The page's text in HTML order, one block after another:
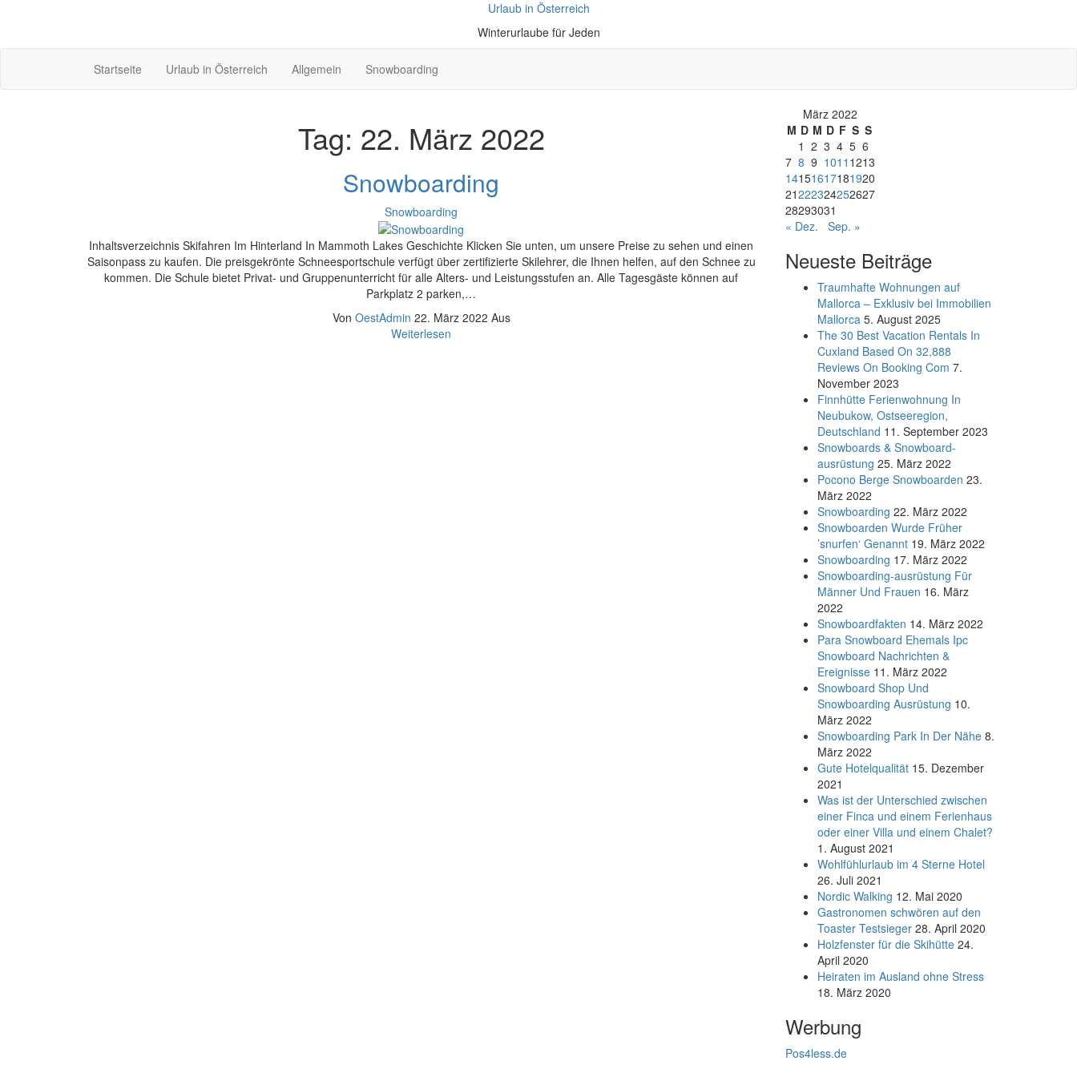
Urlaub in Österreich
Winterurlaube für Jeden
Startseite Urlaub in Österreich Allgemein Snowboarding
Tag: 22. März 2022
Snowboarding
Snowboarding
Inhaltsverzeichnis Skifahren Im Hinterland In Mammoth Lakes Geschichte Klicken Sie unten, um unsere Preise zu sehen und einen
Saisonpass zu kaufen. Die preisgekrönte Schneesportschule verfügt über zertifizierte Skilehrer, die Ihnen helfen, auf den Schnee zu
kommen. Die Schule bietet Privat- und Gruppenunterricht für alle Alters- und Leistungsstufen an. Alle Tagesgäste können auf
Parkplatz 2 parken,…
Von OestAdmin 22. März 2022 Aus
Weiterlesen
März 2022
M D M D F S S
1 2 3 4 5 6
7 8 9 1011 1213
14151617181920
21222324252627
28293031
« Dez.
Sep. »
Neueste Beiträge
Traumhafte Wohnungen auf
Mallorca – Exklusiv bei Immobilien
Mallorca 5. August 2025
The 30 Best Vacation Rentals In
Cuxland Based On 32,888
Reviews On Booking Com 7.
November 2023
Finnhütte Ferienwohnung In
Neubukow, Ostseeregion,
Deutschland 11. September 2023
Snowboards & Snowboard-
ausrüstung 25. März 2022
Pocono Berge Snowboarden 23.
März 2022
Snowboarding 22. März 2022
Snowboarden Wurde Früher
’snurfen‘ Genannt 19. März 2022
Snowboarding 17. März 2022
Snowboarding-ausrüstung Für
Männer Und Frauen 16. März
2022
Snowboardfakten 14. März 2022
Para Snowboard Ehemals Ipc
Snowboard Nachrichten &
Ereignisse 11. März 2022
Snowboard Shop Und
Snowboarding Ausrüstung 10.
März 2022
Snowboarding Park In Der Nähe 8.
März 2022
Gute Hotelqualität 15. Dezember
2021
Was ist der Unterschied zwischen
einer Finca und einem Ferienhaus
oder einer Villa und einem Chalet?
1. August 2021
Wohlfühlurlaub im 4 Sterne Hotel
26. Juli 2021
Nordic Walking 12. Mai 2020
Gastronomen schwören auf den
Toaster Testsieger 28. April 2020
Holzfenster für die Skihütte 24.
April 2020
Heiraten im Ausland ohne Stress
18. März 2020
Werbung
Pos4less.de